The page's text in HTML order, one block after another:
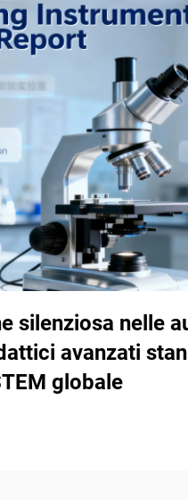
silenziosa nelle
avanzati
globale